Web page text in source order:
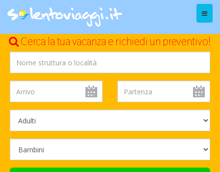
Menu
Cerca la tua vacanza e richiedi un preventivo!